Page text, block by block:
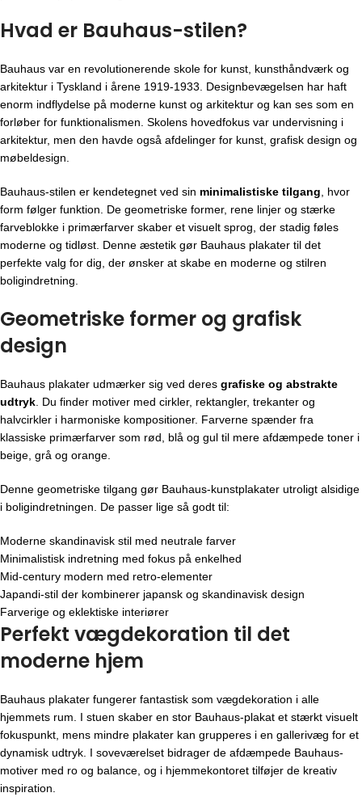
Hvad er Bauhaus-stilen?
Bauhaus var en revolutionerende skole for kunst, kunsthåndværk og
arkitektur i Tyskland i årene 1919-1933. Designbevægelsen har haft
enorm indflydelse på moderne kunst og arkitektur og kan ses som en
forløber for funktionalismen. Skolens hovedfokus var undervisning i
arkitektur, men den havde også afdelinger for kunst, grafisk design og
møbeldesign.
Bauhaus-stilen er kendetegnet ved sin minimalistiske tilgang , hvor
form følger funktion. De geometriske former, rene linjer og stærke
farveblokke i primærfarver skaber et visuelt sprog, der stadig føles
moderne og tidløst. Denne æstetik gør Bauhaus plakater til det
perfekte valg for dig, der ønsker at skabe en moderne og stilren
boligindretning.
Geometriske former og grafisk
design
Bauhaus plakater udmærker sig ved deres grafiske og abstrakte
udtryk . Du finder motiver med cirkler, rektangler, trekanter og
halvcirkler i harmoniske kompositioner. Farverne spænder fra
klassiske primærfarver som rød, blå og gul til mere afdæmpede toner i
beige, grå og orange.
Denne geometriske tilgang gør Bauhaus-kunstplakater utroligt alsidige
i boligindretningen. De passer lige så godt til:
Moderne skandinavisk stil med neutrale farver
Minimalistisk indretning med fokus på enkelhed
Mid-century modern med retro-elementer
Japandi-stil der kombinerer japansk og skandinavisk design
Farverige og eklektiske interiører
Perfekt vægdekoration til det
moderne hjem
Bauhaus plakater fungerer fantastisk som vægdekoration i alle
hjemmets rum. I stuen skaber en stor Bauhaus-plakat et stærkt visuelt
fokuspunkt, mens mindre plakater kan grupperes i en gallerivæg for et
dynamisk udtryk. I soveværelset bidrager de afdæmpede Bauhaus-
motiver med ro og balance, og i hjemmekontoret tilføjer de kreativ
inspiration.